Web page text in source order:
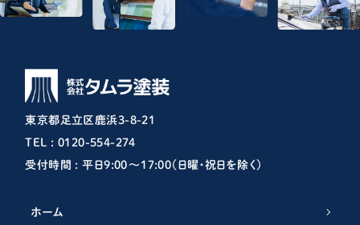
東京都足立区鹿浜3-8-21
TEL : 0120-554-274
受付時間 : 平日9:00〜17:00（日曜・祝日を除く）
ホーム